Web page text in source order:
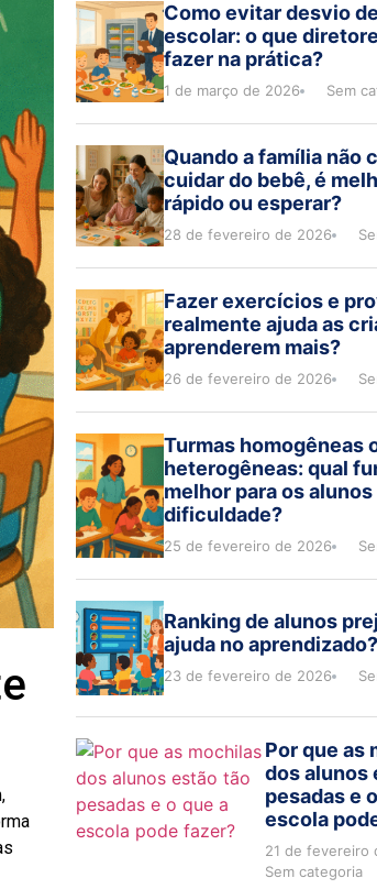
Como evitar desvio
escolar: o que
fazer na prática?
1 de março de 2026 Sem
Quando a família não
cuidar do bebê, é
rápido ou esperar?
28 de fevereiro de 2026
Fazer exercícios e
realmente ajuda as
aprenderem mais?
26 de fevereiro de 2026
Turmas homogêneas
heterogêneas: qual
melhor para os
dificuldade?
25 de fevereiro de 2026
Ranking de alunos
ajuda no aprendizado?
23 de fevereiro de 2026
Por que as
dos alunos
pesadas e
escola
21 de fevereiro
Sem categoria